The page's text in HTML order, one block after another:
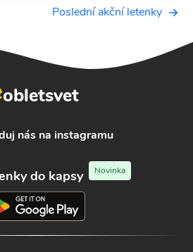
Poslední akční letenky
obletsvet
nás na instagramu
do kapsy Novinka